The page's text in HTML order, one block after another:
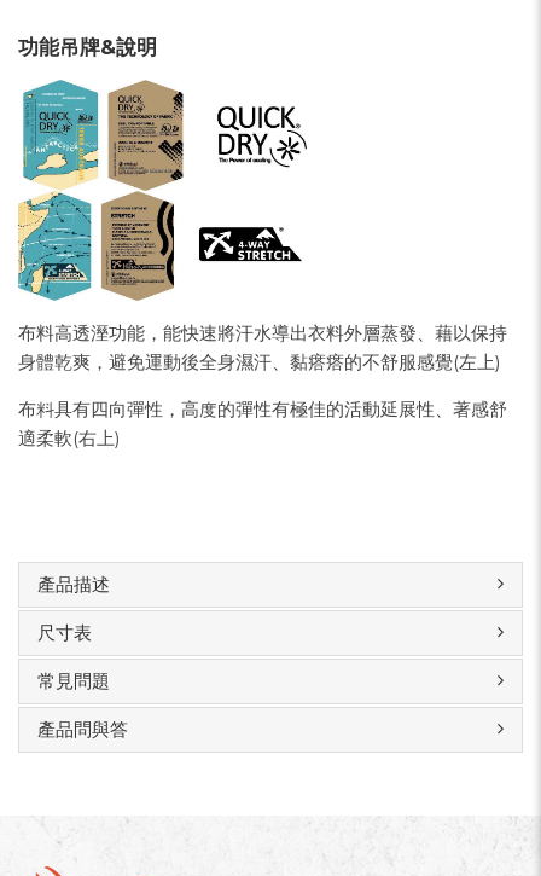
功能吊牌&說明
布料高透溼功能，能快速將汗水導出衣料外層蒸發、藉以保持
身體乾爽，避免運動後全身濕汗、黏瘩瘩的不舒服感覺(左上)
布料具有四向彈性，高度的彈性有極佳的活動延展性、著感舒
適柔軟(右上)
產品描述
尺寸表
常見問題
產品問與答